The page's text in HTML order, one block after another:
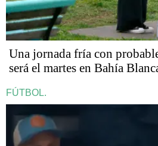
Una jornada fría con
será el martes en Bahía
FÚTBOL.